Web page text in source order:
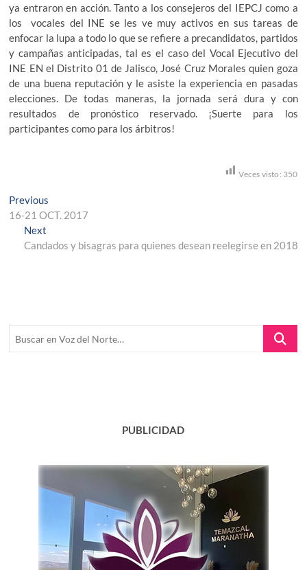
ya entraron en acción. Tanto a los consejeros del IEPCJ como a
los vocales del INE se les ve muy activos en sus tareas de
enfocar la lupa a todo lo que se refiere a precandidatos, partidos
y campañas anticipadas, tal es el caso del Vocal Ejecutivo del
INE EN el Distrito 01 de Jalisco, José Cruz Morales quien goza
de una buena reputación y le asiste la experiencia en pasadas
elecciones. De todas maneras, la jornada será dura y con
resultados de pronóstico reservado. ¡Suerte para los
participantes como para los árbitros!
Veces visto: 350
Navegación
de
entradas
Previous
post:
16-21 OCT. 2017
NextNext
post:
Candados y bisagras para quienes desean reelegirse en 2018
Buscar
PUBLICIDAD